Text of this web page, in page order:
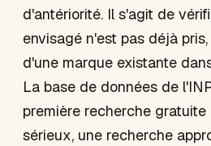
d'antériorité. Il s'agit de
envisagé n'est pas déjà
d'une marque existante
La base de données de
première recherche
sérieux, une recherche